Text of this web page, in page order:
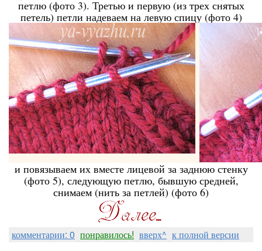
петлю (фото 3). Третью и первую (из трех снятых
петель) петли надеваем на левую спицу (фото 4)
и повязываем их вместе лицевой за заднюю стенку
(фото 5), следующую петлю, бывшую средней,
снимаем (нить за петлей) (фото 6)
комментарии: 0 понравилось! вверх^ к полной версии